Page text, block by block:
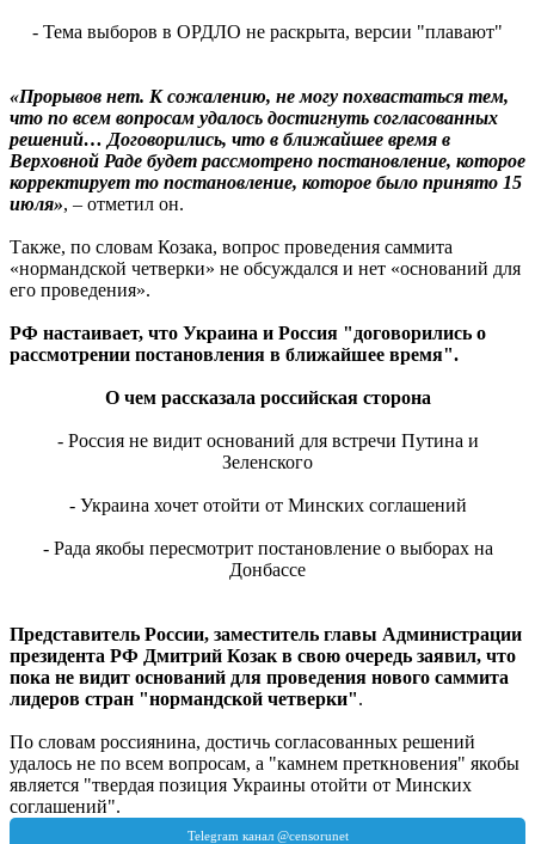
- Тема выборов в ОРДЛО не раскрыта, версии "плавают"
«Прорывов нет. К сожалению, не могу похвастаться тем,
что по всем вопросам удалось достигнуть согласованных
решений… Договорились, что в ближайшее время в
Верховной Раде будет рассмотрено постановление, которое
корректирует то постановление, которое было принято 15
июля», – отметил он.
Также, по словам Козака, вопрос проведения саммита
«нормандской четверки» не обсуждался и нет «оснований для
его проведения».
РФ настаивает, что Украина и Россия "договорились о
рассмотрении постановления в ближайшее время".
О чем рассказала российская сторона
- Россия не видит оснований для встречи Путина и
Зеленского
- Украина хочет отойти от Минских соглашений
- Рада якобы пересмотрит постановление о выборах на
Донбассе
Представитель России, заместитель главы Администрации
президента РФ Дмитрий Козак в свою очередь заявил, что
пока не видит оснований для проведения нового саммита
лидеров стран "нормандской четверки".
По словам россиянина, достичь согласованных решений
удалось не по всем вопросам, а "камнем преткновения" якобы
является "твердая позиция Украины отойти от Минских
соглашений".